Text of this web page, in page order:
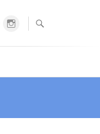
FacebookInstagram